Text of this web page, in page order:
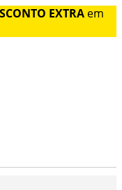
EXTRA em